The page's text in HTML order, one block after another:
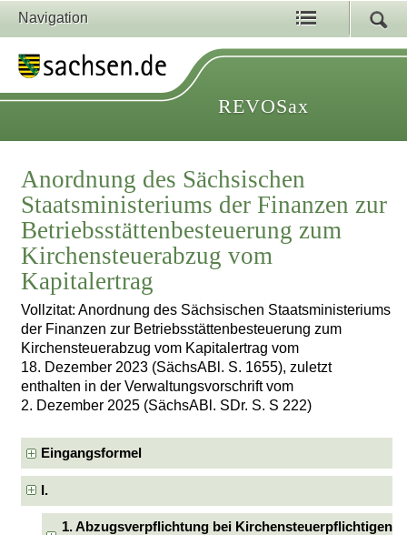
Navigation
REVOSax
Anordnung des Sächsischen
Staatsministeriums der Finanzen zur
Betriebsstättenbesteuerung zum
Kirchensteuerabzug vom
Kapitalertrag
Vollzitat: Anordnung des Sächsischen Staatsministeriums
der Finanzen zur Betriebsstättenbesteuerung zum
Kirchensteuerabzug vom Kapitalertrag vom
18. Dezember 2023 (SächsABl. S. 1655), zuletzt
enthalten in der Verwaltungsvorschrift vom
2. Dezember 2025 (SächsABl. SDr. S. S 222)
Eingangsformel
I.
1. Abzugsverpflichtung bei Kirchensteuerpflichtigen